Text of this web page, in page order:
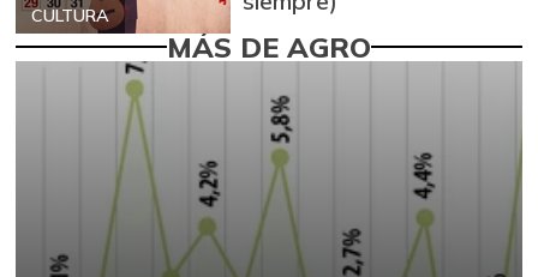
CULTURA
MÁS DE AGRO